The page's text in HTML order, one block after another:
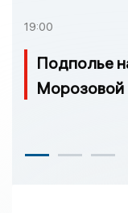
19:00
Подполье
Морозовой